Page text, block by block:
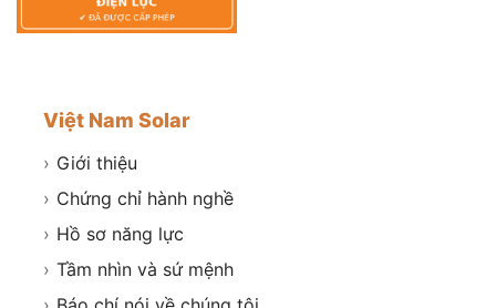
Việt Nam Solar
› Giới thiệu
› Chứng chỉ hành nghề
› Hồ sơ năng lực
› Tầm nhìn và sứ mệnh